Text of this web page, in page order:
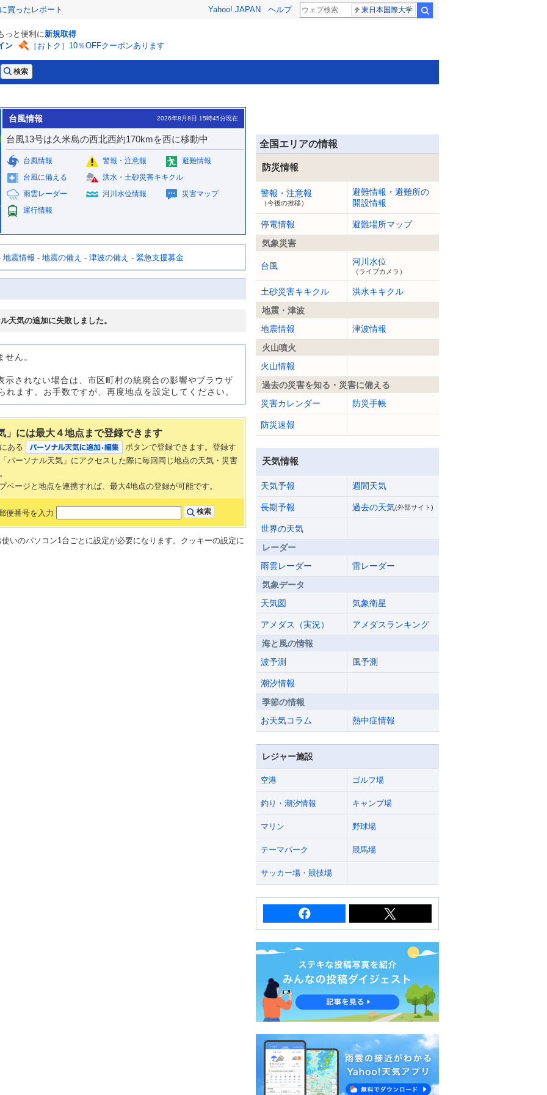
買ったレポート Yahoo! JAPAN ヘルプ 東日本国際大学
っと便利に新規取得
ン
［おトク］10％OFFクーポンあります
台風情報 2026年8月8日 15時45分現在
台風13号は久米島の西北西約170kmを西に移動中
台風情報 警報・注意報
避難情報
台風に備える
洪水・土砂災害キキクル
雨雲レーダー
河川水位情報
災害マップ
運行情報
地震情報 - 地震の備え - 津波の備え - 緊急支援募金
天気の追加に失敗しました。
ん。
示されない場合は、市区町村の統廃合の影響やブラウザ
ます。お手数ですが、再度地点を設定してください。
」には最大４地点まで登録できます
ある
ボタンで登録できます。登録す
パーソナル天気」にアクセスした際に毎回同じ地点の天気・災害
ページと地点を連携すれば、最大4地点の登録が可能です。
便番号を入力
いのパソコン1台ごとに設定が必要になります。クッキーの設定に
全国エリアの情報
防災情報
警報・注意報
（今後の推移）
避難情報・避難所の
開設情報
停電情報
避難場所マップ
気象災害
台風 河川水位
（ライブカメラ）
土砂災害キキクル
洪水キキクル
地震・津波
地震情報
津波情報
火山噴火
火山情報
過去の災害を知る・災害に備える
災害カレンダー
防災手帳
防災速報
天気情報
天気予報 週間天気
長期予報 過去の天気(外部サイト)
世界の天気
レーダー
雨雲レーダー
雷レーダー
気象データ
天気図
気象衛星
アメダス（実況）
アメダスランキング
海と風の情報
波予測
風予測
潮汐情報
季節の情報
お天気コラム
熱中症情報
レジャー施設
空港 ゴルフ場
釣り・潮汐情報 キャンプ場
マリン 野球場
テーマパーク 競馬場
サッカー場・競技場